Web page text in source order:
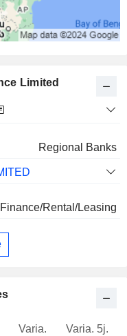
Limited
Regional Banks
Finance/Rental/Leasing
Varia. Varia. 5j.